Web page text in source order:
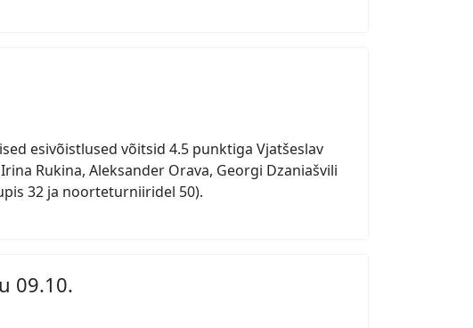
esivõistlused võitsid 4.5 punktiga Vjatšeslav
Rukina, Aleksander Orava, Georgi Dzaniašvili
32 ja noorteturniiridel 50).
09.10.